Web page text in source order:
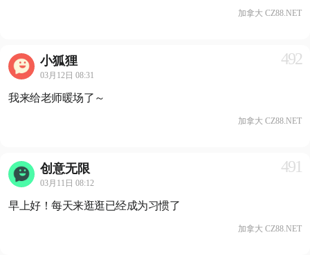
加拿大 CZ88.NET
小狐狸
03月12日 08:31
492
我来给老师暖场了～
加拿大 CZ88.NET
创意无限
03月11日 08:12
491
早上好！每天来逛逛已经成为习惯了
加拿大 CZ88.NET